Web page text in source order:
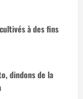
à des fins
dindons de la